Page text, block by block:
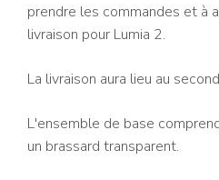
prendre les commandes et à
livraison pour Lumia 2.
La livraison aura lieu au
L'ensemble de base
un brassard transparent.